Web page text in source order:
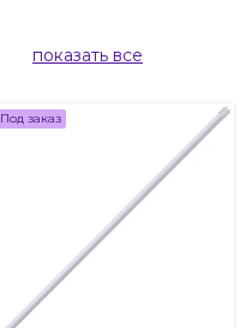
показать все
Под заказ